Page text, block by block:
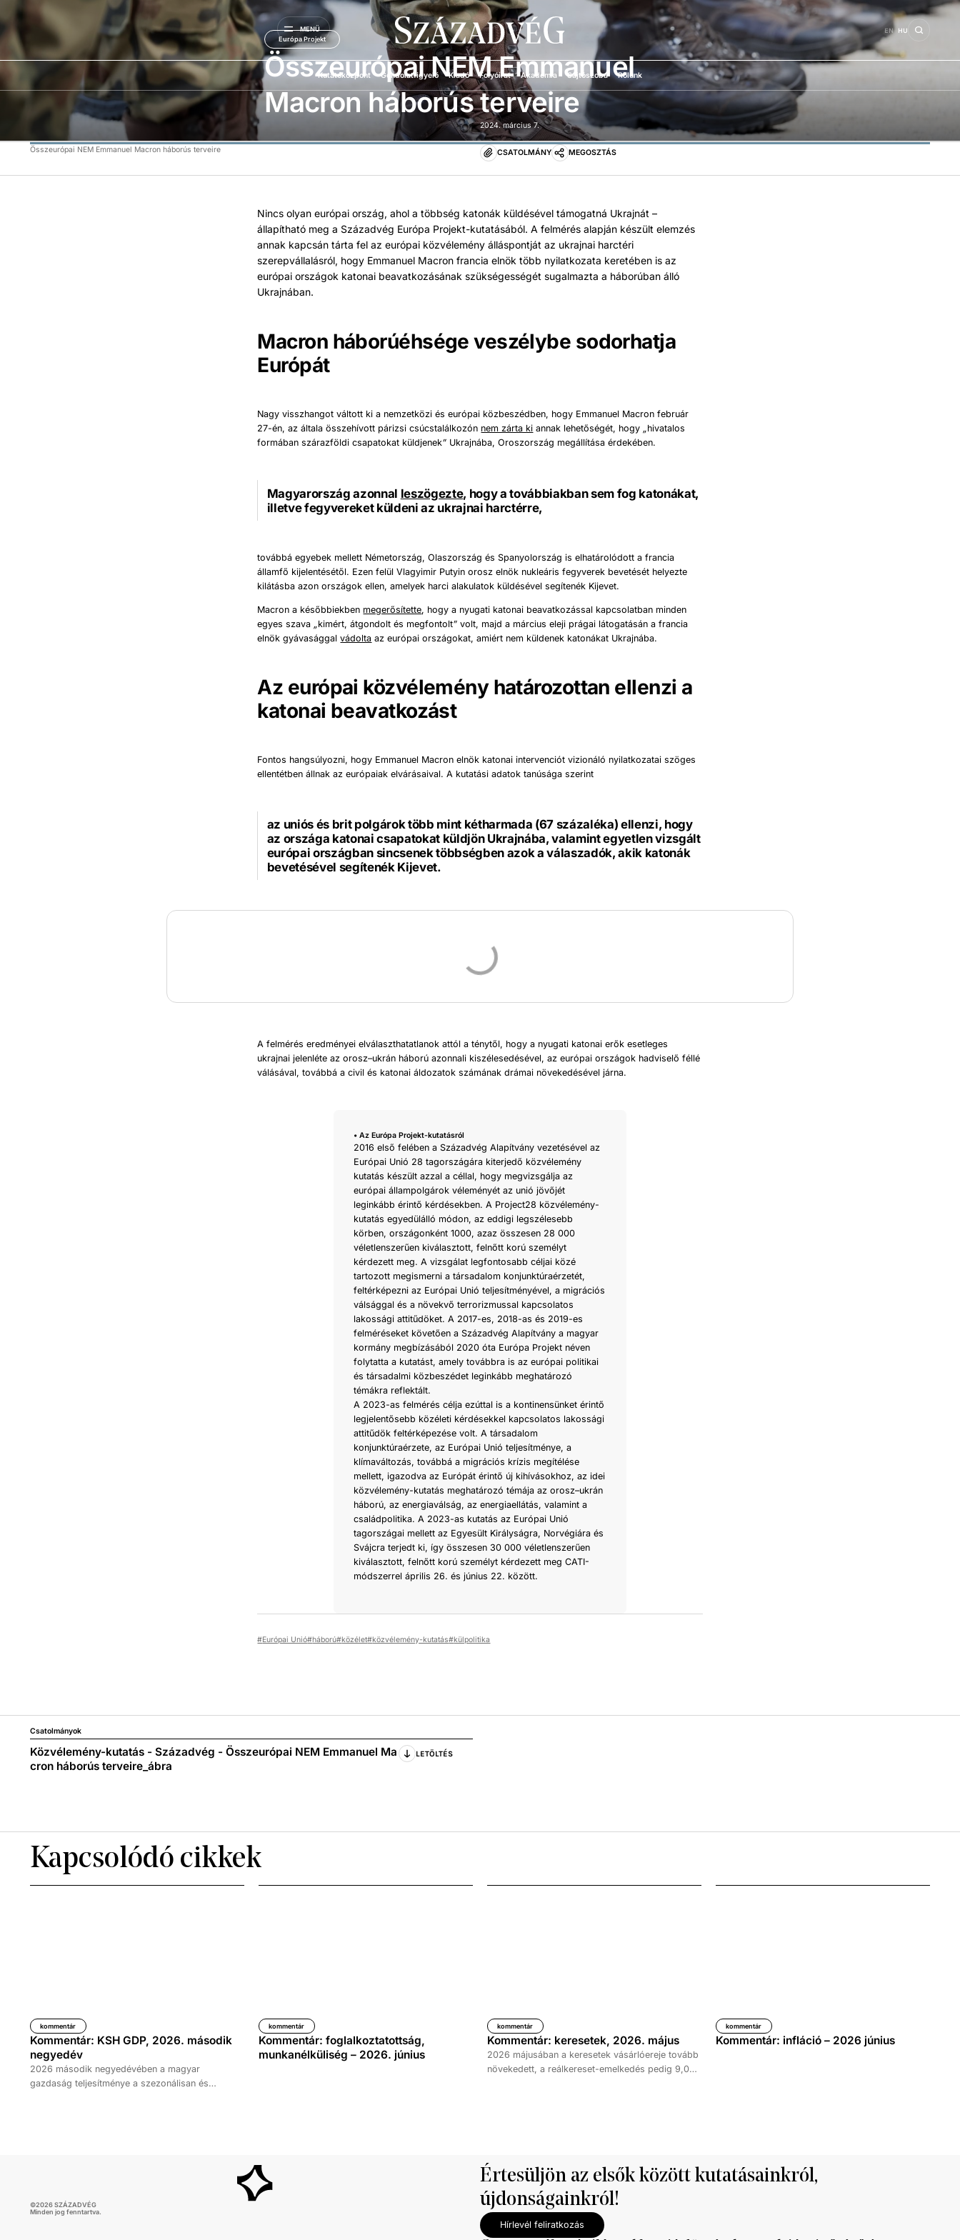
MENÜ EN HU
Kutatóközpont Gondolatfigyelő Kiadó Folyóirat Akadémia Sajtószoba Rólunk
Európa Projekt
Összeurópai NEM Emmanuel
Macron háborús terveire
2024. március 7.
Összeurópai NEM Emmanuel Macron háborús terveire CSATOLMÁNY MEGOSZTÁS
Nincs olyan európai ország, ahol a többség katonák küldésével támogatná Ukrajnát –
állapítható meg a Századvég Európa Projekt-kutatásából. A felmérés alapján készült elemzés
annak kapcsán tárta fel az európai közvélemény álláspontját az ukrajnai harctéri
szerepvállalásról, hogy Emmanuel Macron francia elnök több nyilatkozata keretében is az
európai országok katonai beavatkozásának szükségességét sugalmazta a háborúban álló
Ukrajnában.
Macron háborúéhsége veszélybe sodorhatja
Európát
Nagy visszhangot váltott ki a nemzetközi és európai közbeszédben, hogy Emmanuel Macron február
27-én, az általa összehívott párizsi csúcstalálkozón nem zárta ki annak lehetőségét, hogy „hivatalos
formában szárazföldi csapatokat küldjenek” Ukrajnába, Oroszország megállítása érdekében.
Magyarország azonnal leszögezte, hogy a továbbiakban sem fog katonákat,
illetve fegyvereket küldeni az ukrajnai harctérre,
továbbá egyebek mellett Németország, Olaszország és Spanyolország is elhatárolódott a francia
államfő kijelentésétől. Ezen felül Vlagyimir Putyin orosz elnök nukleáris fegyverek bevetését helyezte
kilátásba azon országok ellen, amelyek harci alakulatok küldésével segítenék Kijevet.
Macron a későbbiekben megerősítette, hogy a nyugati katonai beavatkozással kapcsolatban minden
egyes szava „kimért, átgondolt és megfontolt” volt, majd a március eleji prágai látogatásán a francia
elnök gyávasággalvádolta az európai országokat, amiért nem küldenek katonákat Ukrajnába.
Az európai közvélemény határozottan ellenzi a
katonai beavatkozást
Fontos hangsúlyozni, hogy Emmanuel Macron elnök katonai intervenciót vizionáló nyilatkozatai szöges
ellentétben állnak az európaiak elvárásaival. A kutatási adatok tanúsága szerint
az uniós és brit polgárok több mint kétharmada (67 százaléka) ellenzi, hogy
az országa katonai csapatokat küldjön Ukrajnába, valamint egyetlen vizsgált
európai országban sincsenek többségben azok a válaszadók, akik katonák
bevetésével segítenék Kijevet.
A felmérés eredményei elválaszthatatlanok attól a ténytől, hogy a nyugati katonai erők esetleges
ukrajnai jelenléte az orosz–ukrán háború azonnali kiszélesedésével, az európai országok hadviselő féllé
válásával, továbbá a civil és katonai áldozatok számának drámai növekedésével járna.
• Az Európa Projekt-kutatásról
2016 első felében a Századvég Alapítvány vezetésével az
Európai Unió 28 tagországára kiterjedő közvélemény
kutatás készült azzal a céllal, hogy megvizsgálja az
európai állampolgárok véleményét az unió jövőjét
leginkább érintő kérdésekben. A Project28 közvélemény-
kutatás egyedülálló módon, az eddigi legszélesebb
körben, országonként 1000, azaz összesen 28 000
véletlenszerűen kiválasztott, felnőtt korú személyt
kérdezett meg. A vizsgálat legfontosabb céljai közé
tartozott megismerni a társadalom konjunktúraérzetét,
feltérképezni az Európai Unió teljesítményével, a migrációs
válsággal és a növekvő terrorizmussal kapcsolatos
lakossági attitűdöket. A 2017-es, 2018-as és 2019-es
felméréseket követően a Századvég Alapítvány a magyar
kormány megbízásából 2020 óta Európa Projekt néven
folytatta a kutatást, amely továbbra is az európai politikai
és társadalmi közbeszédet leginkább meghatározó
témákra reflektált.
A 2023-as felmérés célja ezúttal is a kontinensünket érintő
legjelentősebb közéleti kérdésekkel kapcsolatos lakossági
attitűdök feltérképezése volt. A társadalom
konjunktúraérzete, az Európai Unió teljesítménye, a
klímaváltozás, továbbá a migrációs krízis megítélése
mellett, igazodva az Európát érintő új kihívásokhoz, az idei
közvélemény-kutatás meghatározó témája az orosz–ukrán
háború, az energiaválság, az energiaellátás, valamint a
családpolitika. A 2023-as kutatás az Európai Unió
tagországai mellett az Egyesült Királyságra, Norvégiára és
Svájcra terjedt ki, így összesen 30 000 véletlenszerűen
kiválasztott, felnőtt korú személyt kérdezett meg CATI-
módszerrel április 26. és június 22. között.
Európai Unió háború közélet közvélemény-kutatás külpolitika
Csatolmányok
Közvélemény-kutatás - Századvég - Összeurópai NEM Emmanuel Ma
cron háborús terveire_ábra
LETÖLTÉS
Kapcsolódó cikkek
kommentár
Kommentár: KSH GDP, 2026. második
negyedév
2026 második negyedévében a magyar
gazdaság teljesítménye a szezonálisan és
kommentár
Kommentár: foglalkoztatottság,
munkanélküliség – 2026. június
kommentár
Kommentár: keresetek, 2026. május
2026 májusában a keresetek vásárlóereje tovább
növekedett, a reálkereset-emelkedés pedig 9,0
kommentár
Kommentár: infláció – 2026 június
©2026SZÁZADVÉG
Minden jog fenntartva.
Értesüljön az elsők között kutatásainkról,
újdonságainkról!
Hírlevél feliratkozás